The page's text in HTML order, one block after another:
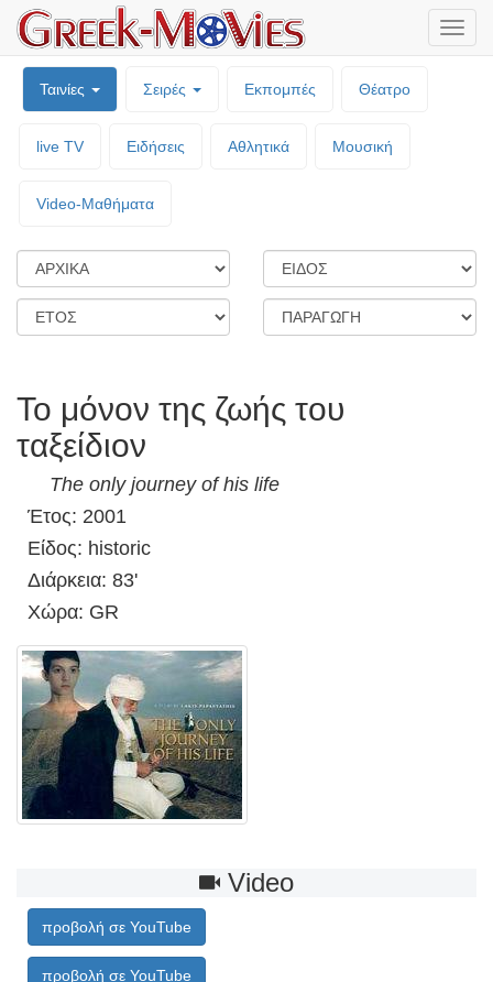
Ταινίες Σειρές Εκπομπές Θέατρο
live TV Ειδήσεις Αθλητικά Μουσική
Video-Mαθήματα
Το μόνον της ζωής του
ταξείδιον
The only journey of his life
Έτος: 2001
Είδος: historic
Διάρκεια: 83'
Χώρα: GR
Video
προβολή σε YouTube
προβολή σε YouTube